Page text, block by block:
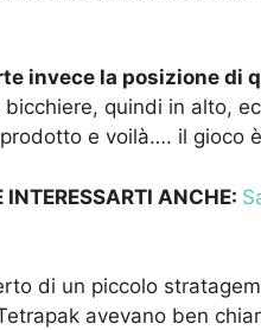
invece la posizione di
bicchiere, quindi in alto,
e voilà…. il gioco
INTERESSARTI ANCHE:
di un piccolo
avevano ben